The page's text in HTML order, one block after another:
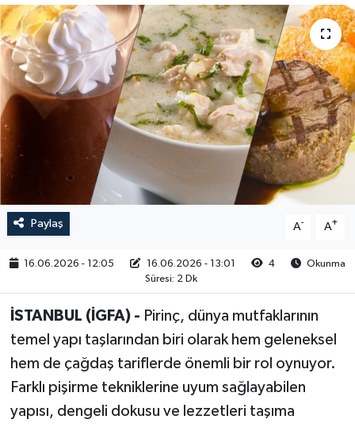
Paylaş A- A+
16.06.2026 - 12:05 16.06.2026 - 13:01 4
Okunma
Süresi: 2 Dk
İSTANBUL (İGFA) - Pirinç, dünya mutfaklarının
temel yapı taşlarından biri olarak hem geleneksel
hem de çağdaş tariflerde önemli bir rol oynuyor.
Farklı pişirme tekniklerine uyum sağlayabilen
yapısı, dengeli dokusu ve lezzetleri taşıma
YAŞAM
RESMİ İLAN
Haber Arşivi